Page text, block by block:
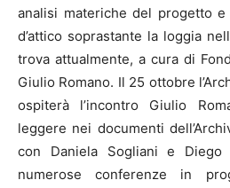
analisi materiche del progetto e
d’attico soprastante la loggia
trova attualmente, a cura di
Giulio Romano. Il 25 ottobre
ospiterà l’incontro Giulio
leggere nei documenti
con Daniela Sogliani e Diego
numerose conferenze in